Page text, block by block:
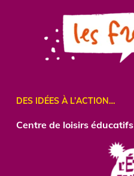
DES IDÉES À L’ACTION…
Centrede loisirs éducatifs